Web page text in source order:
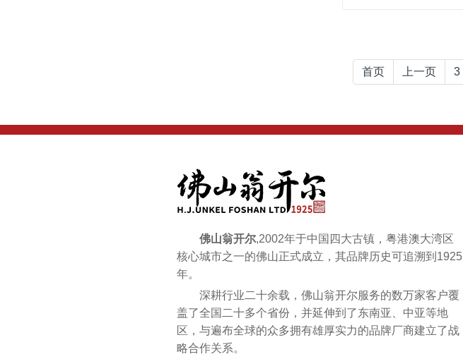
首页 上一页 3
佛山翁开尔,2002年于中国四大古镇，粤港澳大湾区
核心城市之一的佛山正式成立，其品牌历史可追溯到1925
年。
深耕行业二十余载，佛山翁开尔服务的数万家客户覆
盖了全国二十多个省份，并延伸到了东南亚、中亚等地
区，与遍布全球的众多拥有雄厚实力的品牌厂商建立了战
略合作关系。